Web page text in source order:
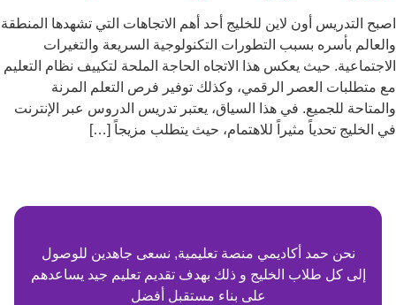
اصبح التدريس أون لاين للخليج أحد أهم الاتجاهات التي تشهدها المنطقة
والعالم بأسره بسبب التطورات التكنولوجية السريعة والتغيرات
الاجتماعية. حيث يعكس هذا الاتجاه الحاجة الملحة لتكييف نظام التعليم
مع متطلبات العصر الرقمي، وكذلك توفير فرص التعلم المرنة
والمتاحة للجميع. في هذا السياق، يعتبر تدريس الدروس عبر الإنترنت
في الخليج تحدياً مثيراً للاهتمام، حيث يتطلب مزيجاً […]
نحن حمد أكاديمي منصة تعليمية, نسعى جاهدين للوصول
إلى كل طلاب الخليج و ذلك بهدف تقديم تعليم جيد يساعدهم
على بناء مستقبل أفضل